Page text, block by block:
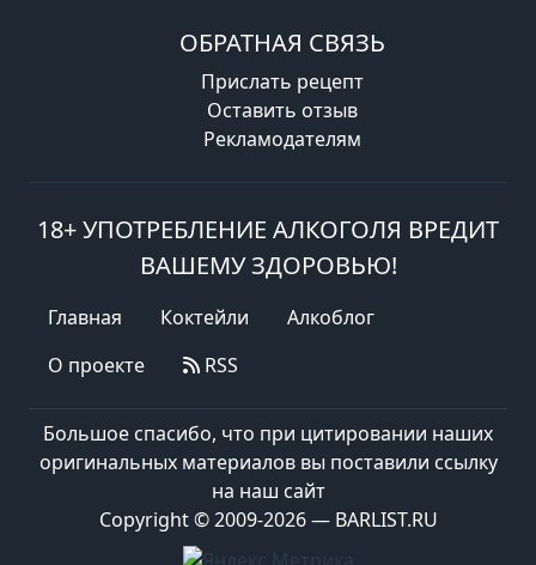
ОБРАТНАЯ СВЯЗЬ
Прислать рецепт
Оставить отзыв
Рекламодателям
18+ УПОТРЕБЛЕНИЕ АЛКОГОЛЯ ВРЕДИТ
ВАШЕМУ ЗДОРОВЬЮ!
Главная Коктейли
Алкоблог
О проекте
RSS
Большое спасибо, что при цитировании наших
оригинальных материалов вы поставили ссылку
на наш сайт
Copyright © 2009-2026 — BARLIST.RU